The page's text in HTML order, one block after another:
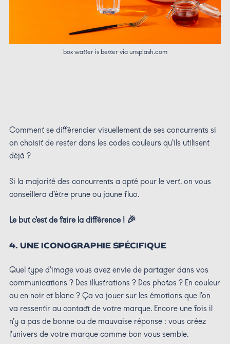
box watter is better via unsplash.com
Comment se différencier visuellement de ses concurrents si
on choisit de rester dans les codes couleurs qu’ils utilisent
déjà ?
Si la majorité des concurrents a opté pour le vert, on vous
conseillera d’être prune ou jaune fluo.
Le but c’est de faire la différence ! 🎉
4. UNE ICONOGRAPHIE SPÉCIFIQUE
Quel type d’image vous avez envie de partager dans vos
communications ? Des illustrations ? Des photos ? En couleur
ou en noir et blanc ? Ça va jouer sur les émotions que l’on
va ressentir au contact de votre marque. Encore une fois il
n’y a pas de bonne ou de mauvaise réponse : vous créez
l’univers de votre marque comme bon vous semble.